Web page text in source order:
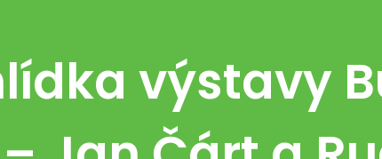
výstavy